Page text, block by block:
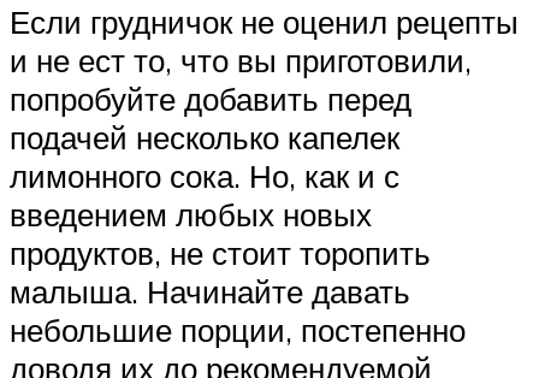
Если грудничок не оценил рецепты
и не ест то, что вы приготовили,
попробуйте добавить перед
подачей несколько капелек
лимонного сока. Но, как и с
введением любых новых
продуктов, не стоит торопить
малыша. Начинайте давать
небольшие порции, постепенно
доводя их до рекомендуемой